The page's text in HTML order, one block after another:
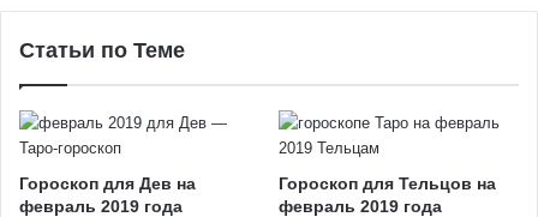
Статьи по Теме
Гороскоп для Дев на
февраль 2019 года
Гороскоп для Тельцов на
февраль 2019 года